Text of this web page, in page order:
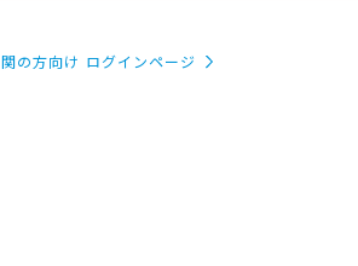
の方向け ログインページ